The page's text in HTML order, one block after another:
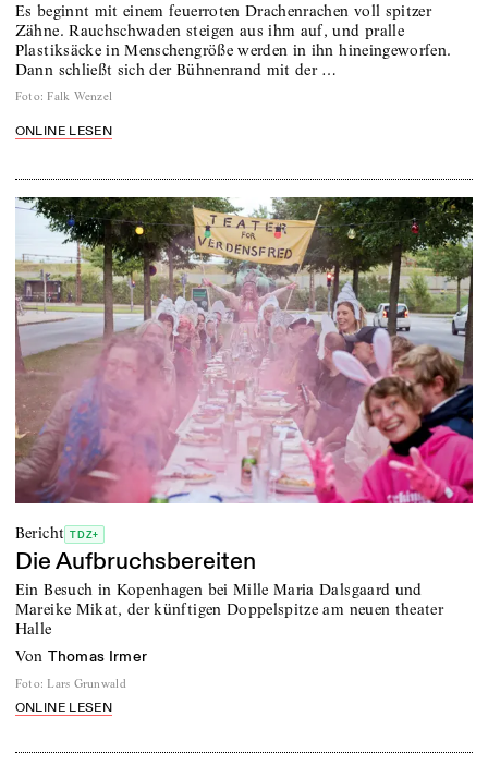
Es beginnt mit einem feuerroten Drachenrachen voll spitzer
Zähne. Rauchschwaden steigen aus ihm auf, und pralle
Plastiksäcke in Menschengröße werden in ihn hineingeworfen.
Dann schließt sich der Bühnenrand mit der …
Foto: Falk Wenzel
ONLINE LESEN
Bericht TDZ+
Die Aufbruchsbereiten
Ein Besuch in Kopenhagen bei Mille Maria Dalsgaard und
Mareike Mikat, der künftigen Doppelspitze am neuen theater
Halle
von Thomas Irmer
Foto: Lars Grunwald
ONLINE LESEN